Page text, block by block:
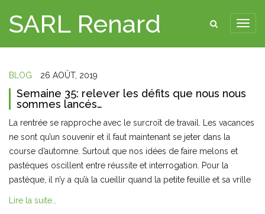
SARL Renard
BLOG 26 AOÛT, 2019
Semaine 35: relever les défits que nous nous
sommes lancés…
La rentrée se rapproche avec le surcroît de travail. Les vacances
ne sont qu’un souvenir et il faut maintenant se jeter dans la
course d’automne. Surtout que nos idées de faire melons et
pastèques oscillent entre réussite et interrogation. Pour la
pastèque, il n’y a qu’à la cueillir quand la petite feuille et sa vrille
Lire la suite…